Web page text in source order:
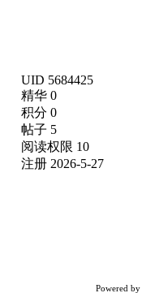
UID 5684425
精华 0
积分 0
帖子 5
阅读权限 10
注册 2026-5-27
Powered by